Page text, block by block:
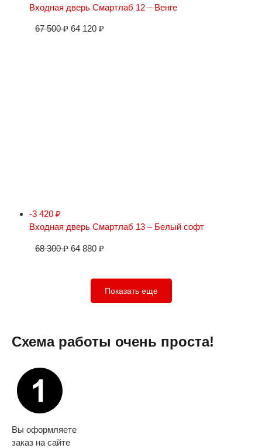
Входная дверь Смартлаб 12 – Венге
67 500₽ 64 120 ₽
-3 420 ₽
Входная дверь Смартлаб 13 – Белый софт
68 300₽ 64 880 ₽
Показать еще
Схема работы очень проста!
Вы оформляете
заказ на сайте